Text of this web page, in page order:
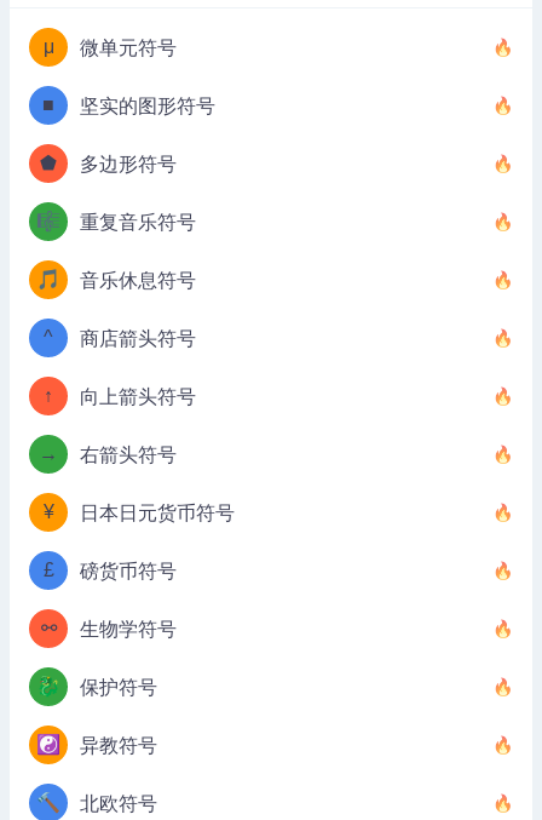
μ 微单元符号
■ 坚实的图形符号
⬟ 多边形符号
🎼 重复音乐符号
🎵 音乐休息符号
^ 商店箭头符号
↑ 向上箭头符号
→ 右箭头符号
¥ 日本日元货币符号
£ 磅货币符号
⚯ 生物学符号
🐉 保护符号
☯️ 异教符号
🔨 北欧符号